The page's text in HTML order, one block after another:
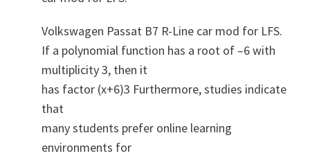
Volkswagen Passat B7 R-Line car mod for LFS.
If a polynomial function has a root of –6 with
multiplicity 3, then it
has factor (x+6)3 Furthermore, studies indicate
that
many students prefer online learning
environments for